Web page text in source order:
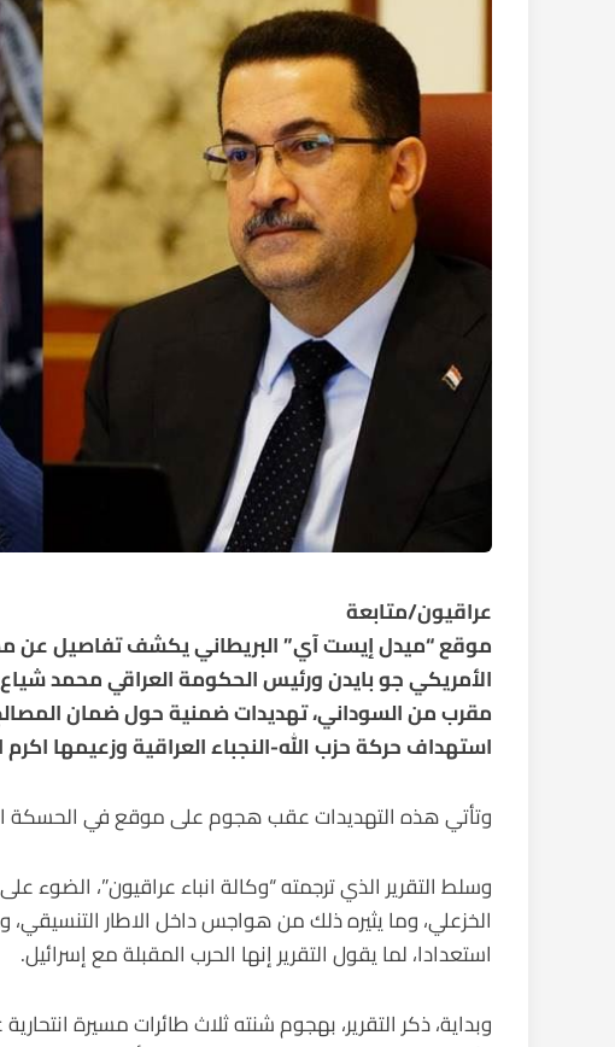
عراقيون/متابعة
موقع “ميدل إيست آي” البريطاني يكشف تفاصيل عن
الأمريكي جو بايدن ورئيس الحكومة العراقي محمد
مقرب من السوداني، تهديدات ضمنية حول ضمان
استهداف حركة حزب الله-النجباء العراقية وزعيمها
وتأتي هذه التهديدات عقب هجوم على موقع في الحسكة
وسلط التقرير الذي ترجمته “وكالة انباء عراقيون”،
الخزعلي، وما يثيره ذلك من هواجس داخل الاطار
استعدادا، لما يقول التقرير إنها الحرب المقبلة مع إسرائيل.
وبداية، ذكر التقرير، بهجوم شنته ثلاث طائرات مسيرة